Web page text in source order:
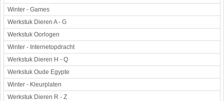
Winter - Games
Werkstuk Dieren A - G
Werkstuk Oorlogen
Winter - Internetopdracht
Werkstuk Dieren H - Q
Werkstuk Oude Egypte
Winter - Kleurplaten
Werkstuk Dieren R - Z